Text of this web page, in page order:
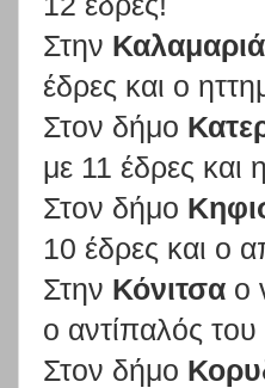
Στην Καλαμαριά
έδρες και ο
Στον δήμο
με 11 έδρες και
Στον δήμο
10 έδρες και ο
Στην Κόνιτσα ο
ο αντίπαλός του
Στον δήμο